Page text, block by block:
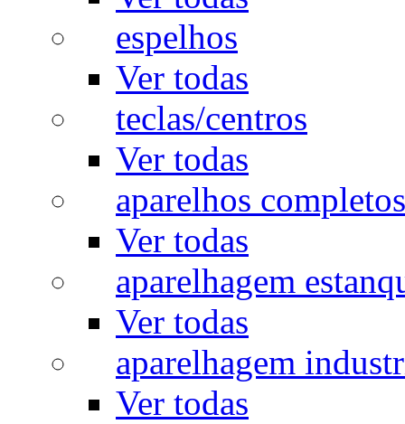
espelhos
Ver todas
teclas/centros
Ver todas
aparelhos completos
Ver todas
aparelhagem
Ver todas
aparelhagem
Ver todas